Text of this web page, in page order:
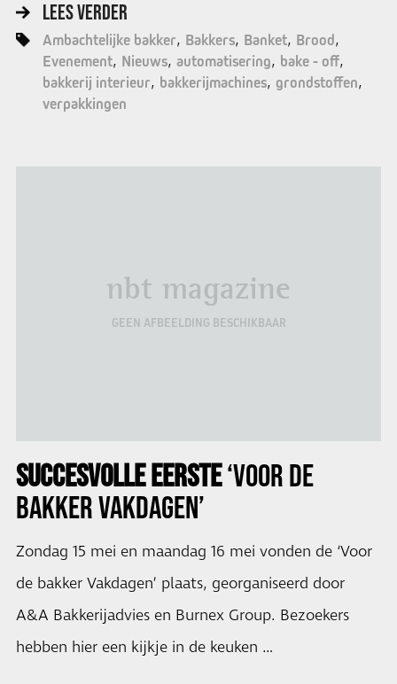
LEES VERDER
Ambachtelijke bakker Bakkers Banket Brood
Evenement Nieuws automatisering bake - off
bakkerij interieur bakkerijmachines grondstoffen
verpakkingen
nbt magazine
GEEN AFBEELDING BESCHIKBAAR
SUCCESVOLLE EERSTE‘VOOR DE
BAKKER VAKDAGEN’
Zondag 15 mei en maandag 16 mei vonden de ‘Voor
de bakker Vakdagen’ plaats, georganiseerd door
A&A Bakkerijadvies en Burnex Group. Bezoekers
hebben hier een kijkje in de keuken …